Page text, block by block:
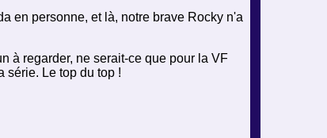
en personne, et là, notre brave Rocky n'a
à regarder, ne serait-ce que pour la VF
série. Le top du top !